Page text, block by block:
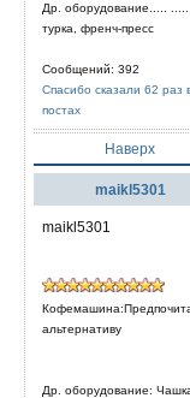
Др. оборудование..... .......
турка, френч-пресс
Сообщений: 392
Спасибо сказали 62 раз
постах
Наверх
maikl5301
maikl5301
альтернативу
Др. оборудование: